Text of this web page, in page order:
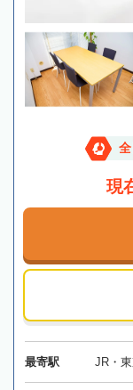
現
最寄駅 JR・